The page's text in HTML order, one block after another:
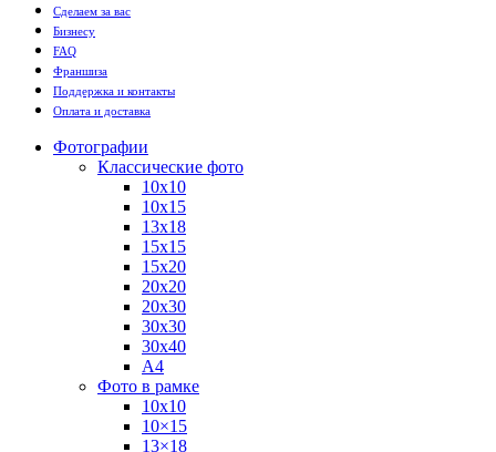
Сделаем за вас
Бизнесу
FAQ
Франшиза
Поддержка и контакты
Оплата и доставка
Фотографии
Классические фото
10х10
10х15
13х18
15х15
15х20
20х20
20х30
30х30
30х40
А4
Фото в рамке
10х10
10×15
13×18